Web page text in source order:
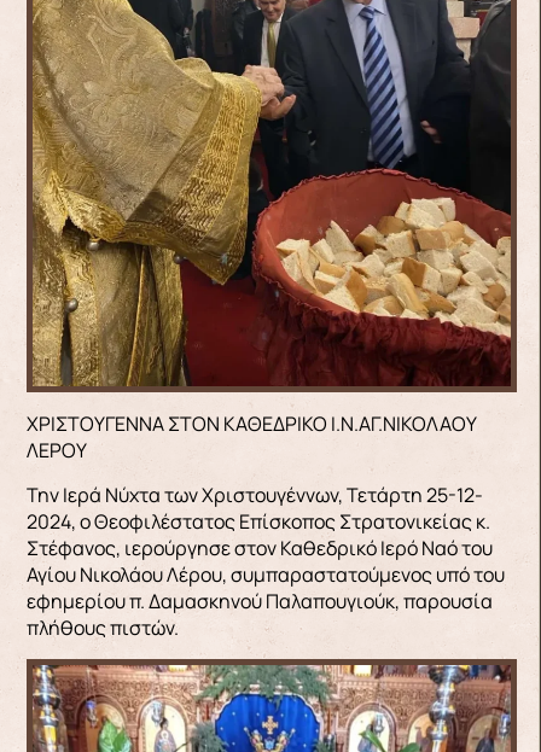
ΧΡΙΣΤΟΥΓΕΝΝΑ ΣΤΟΝ ΚΑΘΕΔΡΙΚΟ Ι.Ν.ΑΓ.ΝΙΚΟΛΑΟΥ
ΛΕΡΟΥ
Την Ιερά Νύχτα των Χριστουγέννων, Τετάρτη 25-12-
2024, ο Θεοφιλέστατος Επίσκοπος Στρατονικείας κ.
Στέφανος, ιερούργησε στον Καθεδρικό Ιερό Ναό του
Αγίου Νικολάου Λέρου, συμπαραστατούμενος υπό του
εφημερίου π. Δαμασκηνού Παλαπουγιούκ, παρουσία
πλήθους πιστών.